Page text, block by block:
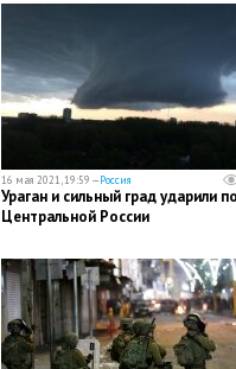
16 мая 2021, 19:59 —Россия
Ураган и сильный град ударили
Центральной России